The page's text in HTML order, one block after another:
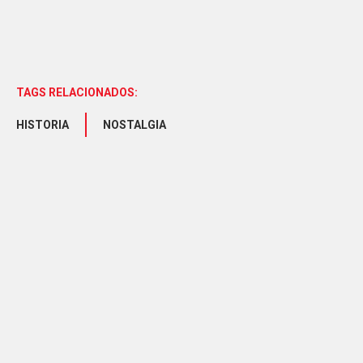
TAGS RELACIONADOS:
HISTORIA NOSTALGIA